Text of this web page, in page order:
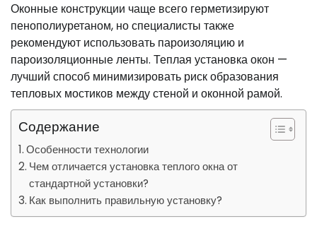
Оконные конструкции чаще всего герметизируют
пенополиуретаном, но специалисты также
рекомендуют использовать пароизоляцию и
пароизоляционные ленты. Теплая установка окон —
лучший способ минимизировать риск образования
тепловых мостиков между стеной и оконной рамой.
Содержание
Особенности технологии
Чем отличается установка теплого окна от
стандартной установки?
Как выполнить правильную установку?